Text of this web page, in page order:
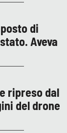
di
Aveva
ripreso dal
del drone